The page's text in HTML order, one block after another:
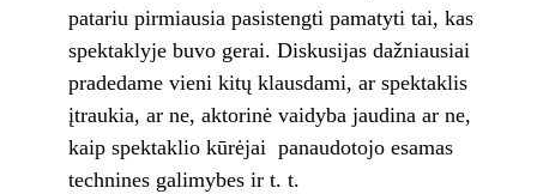
patariu pirmiausia pasistengti pamatyti tai, kas
spektaklyje buvo gerai. Diskusijas dažniausiai
pradedame vieni kitų klausdami, ar spektaklis
įtraukia, ar ne, aktorinė vaidyba jaudina ar ne,
kaip spektaklio kūrėjai panaudotojo esamas
technines galimybes ir t. t.